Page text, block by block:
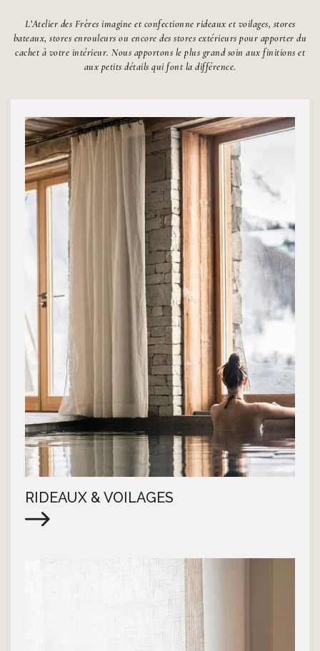
L’Atelier des Frères imagine et confectionne rideaux et voilages, stores
bateaux, stores enrouleurs ou encore des stores extérieurs pour apporter du
cachet à votre intérieur. Nous apportons le plus grand soin aux finitions et
aux petits détails qui font la différence.
RIDEAUX & VOILAGES